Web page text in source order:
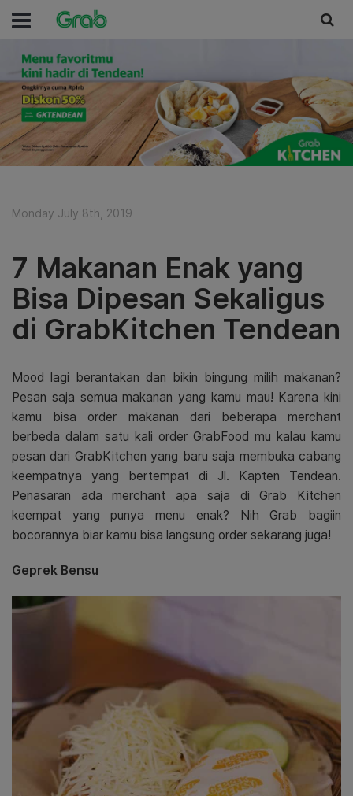
Monday July 8th, 2019
7 Makanan Enak yang
Bisa Dipesan Sekaligus
di GrabKitchen Tendean
Mood lagi berantakan dan bikin bingung milih makanan?
Pesan saja semua makanan yang kamu mau! Karena kini
kamu bisa order makanan dari beberapa merchant
berbeda dalam satu kali order GrabFood mu kalau kamu
pesan dari GrabKitchen yang baru saja membuka cabang
keempatnya yang bertempat di Jl. Kapten Tendean.
Penasaran ada merchant apa saja di Grab Kitchen
keempat yang punya menu enak? Nih Grab bagiin
bocorannya biar kamu bisa langsung order sekarang juga!
Geprek Bensu